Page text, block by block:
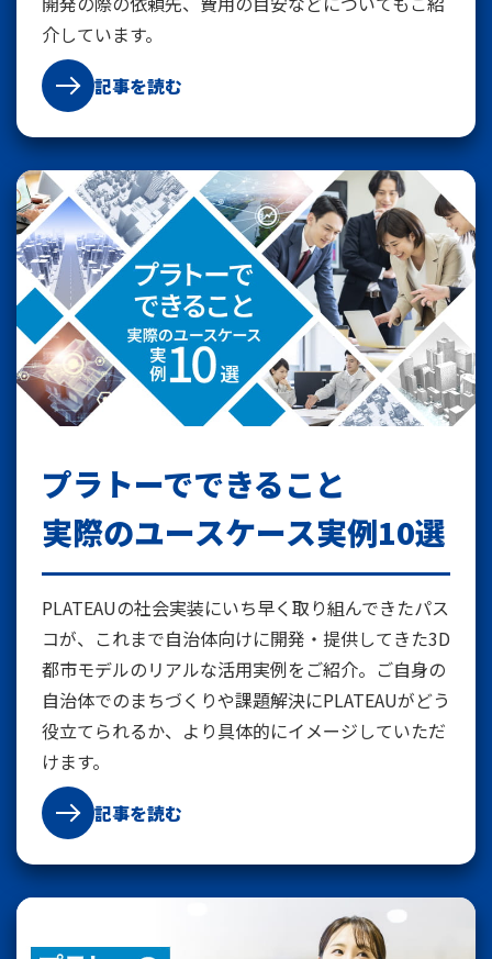
介しています。
記事を読む
プラトーでできること
実際のユースケース実例10選
PLATEAUの社会実装にいち早く取り組んできたパス
コが、これまで自治体向けに開発・提供してきた3D
都市モデルのリアルな活用実例をご紹介。ご自身の
自治体でのまちづくりや課題解決にPLATEAUがどう
役立てられるか、より具体的にイメージしていただ
けます。
記事を読む